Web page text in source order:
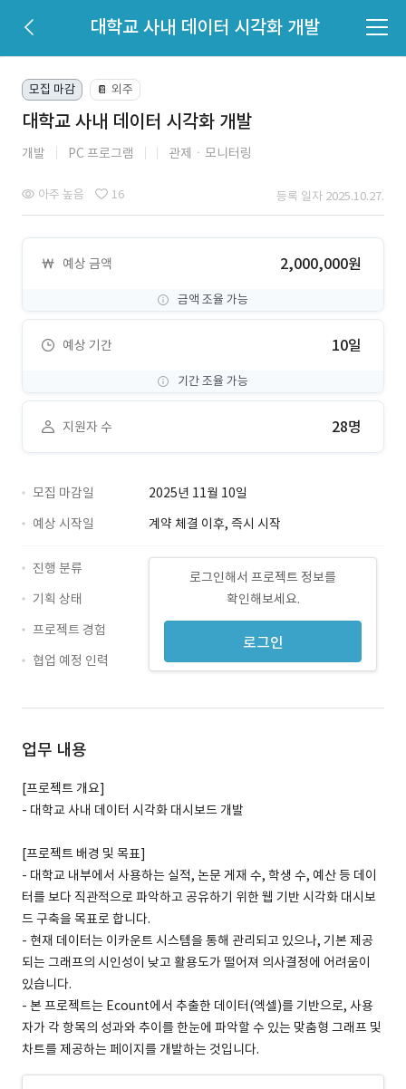
대학교 사내 데이터 시각화 개발
모집 마감 📔 외주
대학교 사내 데이터 시각화 개발
개발 PC 프로그램 관제ㆍ모니터링
아주 높음 16 등록 일자 2025.10.27.
예상 금액 2,000,000원
금액 조율 가능
예상 기간 10일
기간 조율 가능
지원자 수 28명
모집 마감일
2025년 11월 10일
예상 시작일
계약 체결 이후, 즉시 시작
로그인해서 프로젝트 정보를
확인해보세요.
로그인
진행 분류
기획 상태
프로젝트 경험
협업 예정 인력
업무 내용
[프로젝트 개요]
- 대학교 사내 데이터 시각화 대시보드 개발
[프로젝트 배경 및 목표]
- 대학교 내부에서 사용하는 실적, 논문 게재 수, 학생 수, 예산 등 데이
터를 보다 직관적으로 파악하고 공유하기 위한 웹 기반 시각화 대시보
드 구축을 목표로 합니다.
- 현재 데이터는 이카운트 시스템을 통해 관리되고 있으나, 기본 제공
되는 그래프의 시인성이 낮고 활용도가 떨어져 의사결정에 어려움이
있습니다.
- 본 프로젝트는 Ecount에서 추출한 데이터(엑셀)를 기반으로, 사용
자가 각 항목의 성과와 추이를 한눈에 파악할 수 있는 맞춤형 그래프 및
차트를 제공하는 페이지를 개발하는 것입니다.